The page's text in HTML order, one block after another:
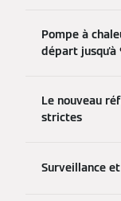
Pompe à
départ jusqu'à
Le nouveau
strictes
Surveillance